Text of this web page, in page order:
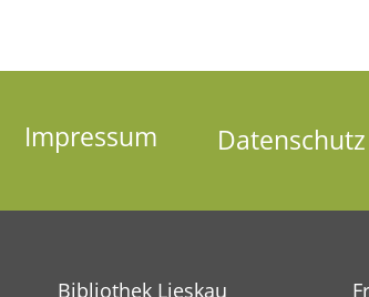
Impressum Datenschutz
Bibliothek Lieskau